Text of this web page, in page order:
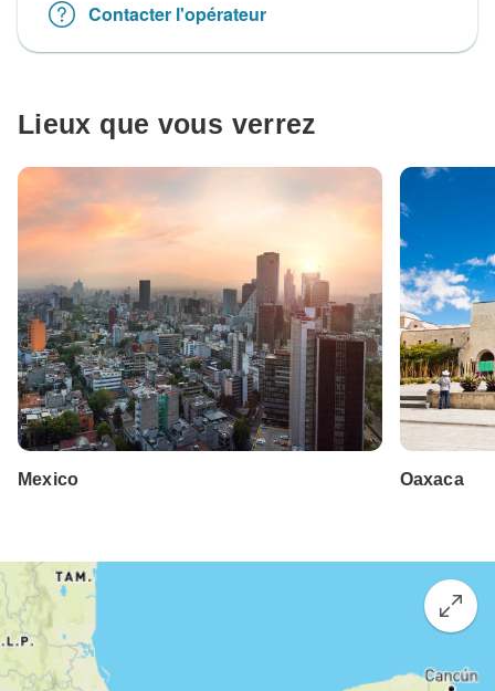
Contacter l'opérateur
Lieux que vous verrez
Mexico Oaxaca